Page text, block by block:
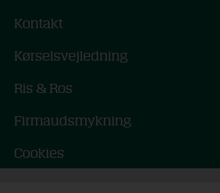
Kontakt
Kørselsvejledning
Ris & Ros
Firmaudsmykning
Cookies